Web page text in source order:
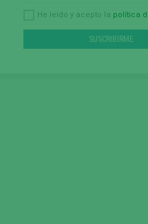
He leído y acepto la política